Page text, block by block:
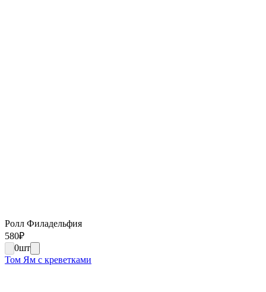
Ролл Филадельфия
580₽
0шт
Том Ям с креветками